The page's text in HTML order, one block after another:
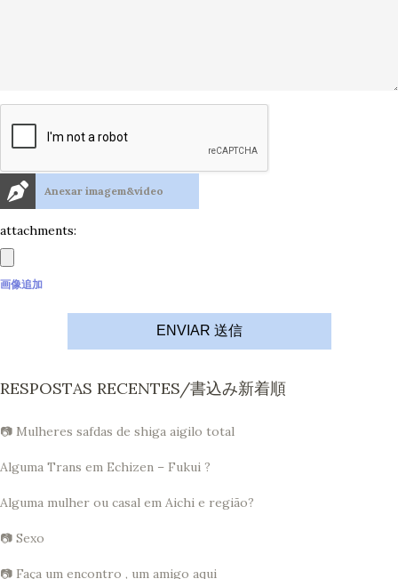
Anexar imagem&vídeo
attachments:
画像追加
ENVIAR 送信
RESPOSTAS RECENTES/書込み新着順
📷 Mulheres safdas de shiga aigilo total
Alguma Trans em Echizen – Fukui ?
Alguma mulher ou casal em Aichi e região?
📷 Sexo
📷 Faça um encontro , um amigo aqui